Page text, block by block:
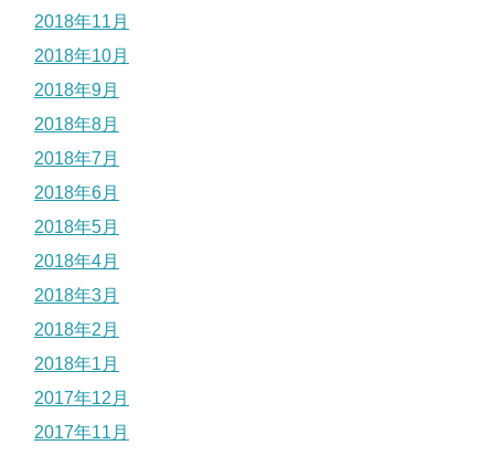
2018年11月
2018年10月
2018年9月
2018年8月
2018年7月
2018年6月
2018年5月
2018年4月
2018年3月
2018年2月
2018年1月
2017年12月
2017年11月